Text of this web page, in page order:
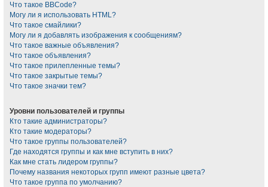
Что такое BBCode?
Могу ли я использовать HTML?
Что такое смайлики?
Могу ли я добавлять изображения к сообщениям?
Что такое важные объявления?
Что такое объявления?
Что такое прилепленные темы?
Что такое закрытые темы?
Что такое значки тем?
Уровни пользователей и группы
Кто такие администраторы?
Кто такие модераторы?
Что такое группы пользователей?
Где находятся группы и как мне вступить в них?
Как мне стать лидером группы?
Почему названия некоторых групп имеют разные цвета?
Что такое группа по умолчанию?